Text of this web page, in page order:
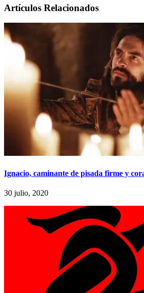
Artículos Relacionados
Ignacio, caminante de pisada firme y
30 julio, 2020